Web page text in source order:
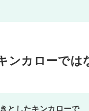
ンカローでは
としたキンカローで